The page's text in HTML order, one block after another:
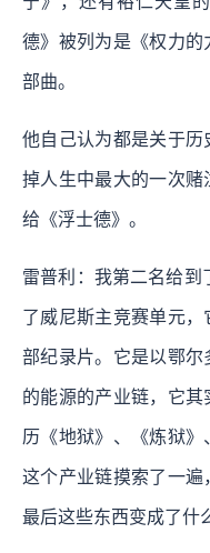
德》被列为是《权力的
部曲。
他自己认为都是关于
掉人生中最大的一次
给《浮士德》。
雷普利：我第二名给到
了威尼斯主竞赛单元
部纪录片。它是以鄂
的能源的产业链，它
历《地狱》、《炼狱
这个产业链摸索了一遍
最后这些东西变成了什